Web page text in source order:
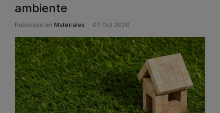
ambiente
Publicado en Materiales 07 Oct 2020